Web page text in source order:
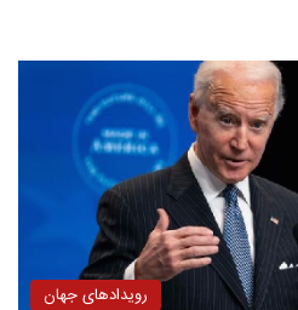
رویدادهای جهان